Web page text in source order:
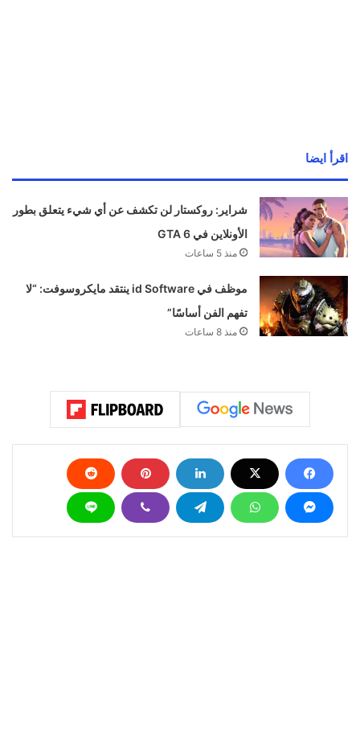
اقرأ ايضا
شراير: روكستار لن تكشف عن أي شيء يتعلق بطور
الأونلاين في GTA 6
منذ 5 ساعات
موظف في id Software ينتقد مايكروسوفت: “لا
تفهم الفن أساسًا”
منذ 8 ساعات